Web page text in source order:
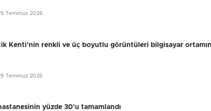
Temmuz 2026
Kenti'nin renkli ve üç boyutlu görüntüleri bilgisayar
Temmuz 2026
yüzde 30'u tamamlandı